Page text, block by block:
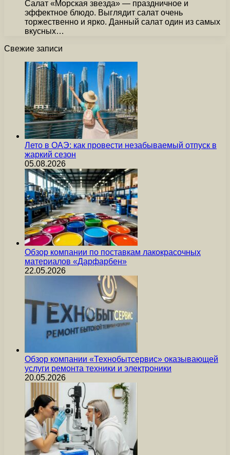
Салат «Морская звезда» — праздничное и
эффектное блюдо. Выглядит салат очень
торжественно и ярко. Данный салат один из самых
вкусных…
Свежие записи
Лето в ОАЭ: как провести незабываемый отпуск в
жаркий сезон
05.08.2026
Обзор компании по поставкам лакокрасочных
материалов «Дарфарбен»
22.05.2026
Обзор компании «Технобытсервис» оказывающей
услуги ремонта техники и электроники
20.05.2026